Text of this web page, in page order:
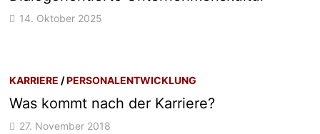
14. Oktober 2025
KARRIERE /PERSONALENTWICKLUNG
Was kommt nach der Karriere?
27. November 2018